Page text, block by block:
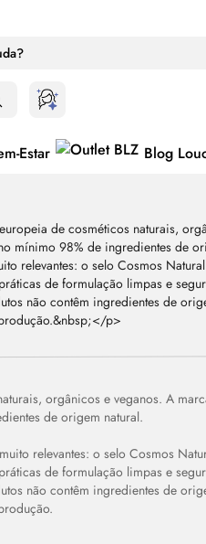
Estar Blog
orgânicos e veganos. A
de origem natural.
relevantes: o selo Cosmos
de formulação limpas e
não contêm ingredientes de